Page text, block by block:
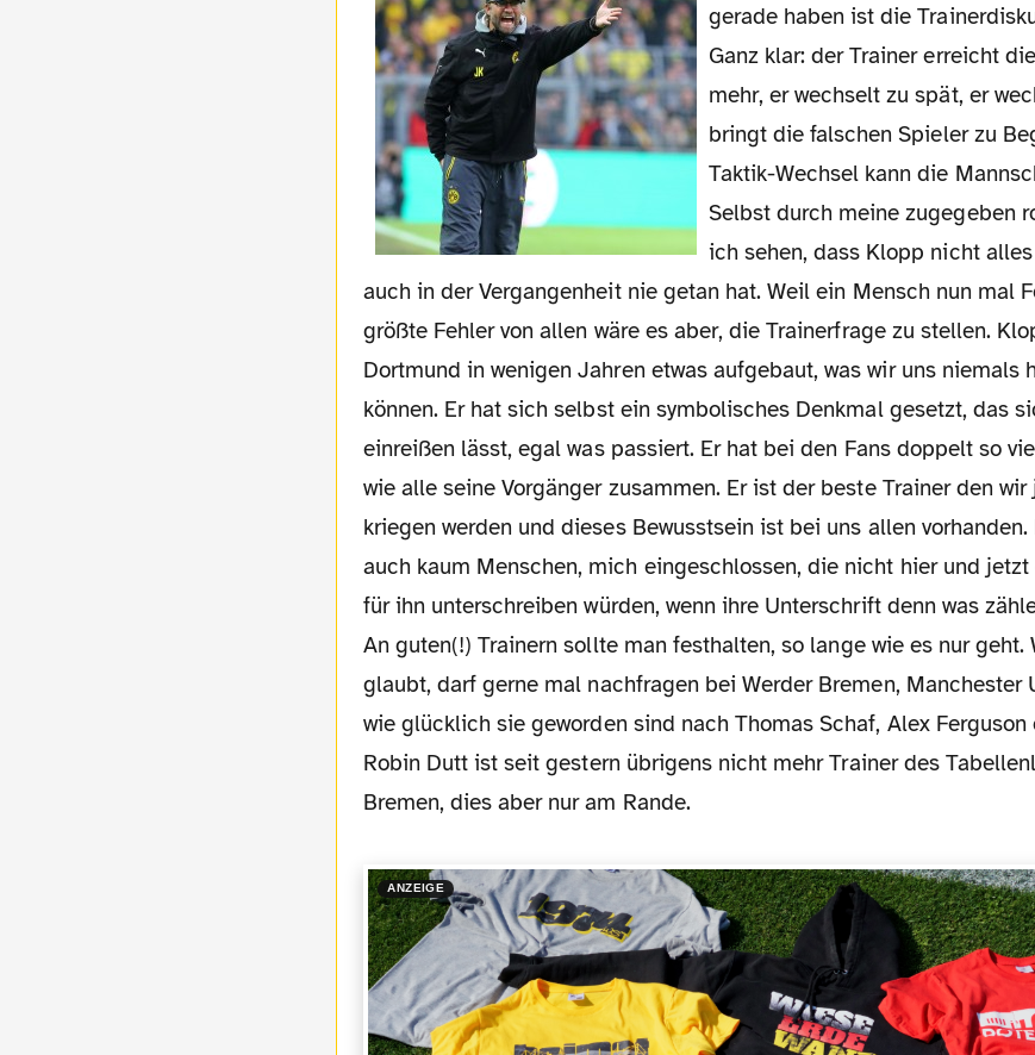
gerade haben ist die
Ganz klar: der Trainer erreicht
mehr, er wechselt zu spät, er
bringt die falschen Spieler zu
Taktik-Wechsel kann die
Selbst durch meine zugegeben
ich sehen, dass Klopp nicht
auch in der Vergangenheit nie getan hat. Weil ein Mensch nun mal
größte Fehler von allen wäre es aber, die Trainerfrage zu stellen.
Dortmund in wenigen Jahren etwas aufgebaut, was wir uns niemals
können. Er hat sich selbst ein symbolisches Denkmal gesetzt, das
einreißen lässt, egal was passiert. Er hat bei den Fans doppelt so
wie alle seine Vorgänger zusammen. Er ist der beste Trainer den
kriegen werden und dieses Bewusstsein ist bei uns allen
auch kaum Menschen, mich eingeschlossen, die nicht hier und jetzt
für ihn unterschreiben würden, wenn ihre Unterschrift denn was
An guten(!) Trainern sollte man festhalten, so lange wie es nur geht.
glaubt, darf gerne mal nachfragen bei Werder Bremen, Manchester
wie glücklich sie geworden sind nach Thomas Schaf, Alex Ferguson
Robin Dutt ist seit gestern übrigens nicht mehr Trainer des
Bremen, dies aber nur am Rande.
ANZEIGE